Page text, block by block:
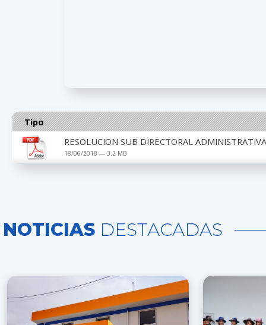
Tipo
RESOLUCION SUB DIRECTORAL
18/06/2018 — 3.2 MB
NOTICIAS DESTACADAS